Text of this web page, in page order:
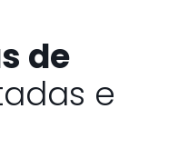
de
e